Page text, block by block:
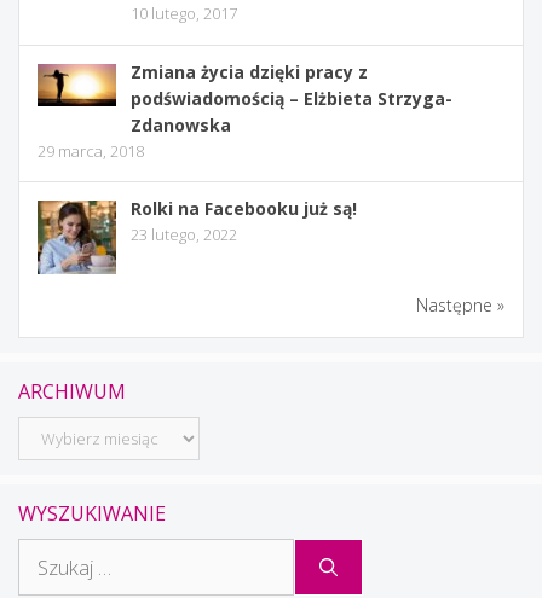
10 lutego, 2017
Zmiana życia dzięki pracy z
podświadomością – Elżbieta Strzyga-
Zdanowska
29 marca, 2018
Rolki na Facebooku już są!
23 lutego, 2022
Następne »
ARCHIWUM
Archiwum
WYSZUKIWANIE